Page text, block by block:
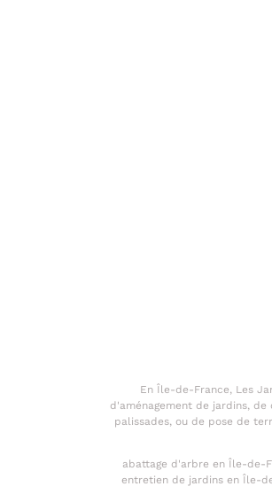
En Île-de-France, Les
d'aménagement de jardins,
palissades, ou de pose de
abattage d'arbre en Île-de-
entretien de jardins en Île-